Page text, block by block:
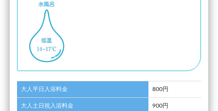
大人平日入浴料金 800円
大人土日祝入浴料金 900円